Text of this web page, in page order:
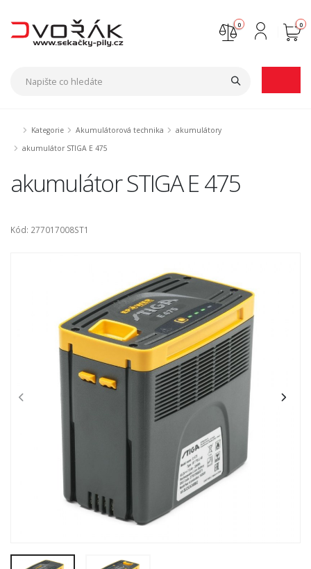
0
0
Kategorie Akumulátorová technika
akumulátory
akumulátor STIGA E 475
akumulátor STIGA E 475
Kód: 277017008ST1